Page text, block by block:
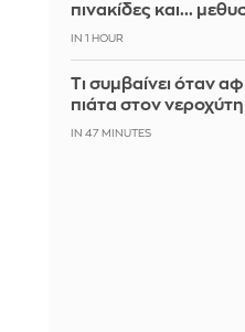
πινακίδες και...
IN 1 HOUR
Τι συμβαίνει όταν
πιάτα στον
IN 47 MINUTES